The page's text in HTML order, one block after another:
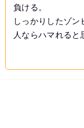
負ける。
しっかりしたゾン
人ならハマれると